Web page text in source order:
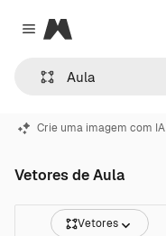
Close menu
Magnific
Crie uma imagem com IA
Vetores de Aula
Vetores